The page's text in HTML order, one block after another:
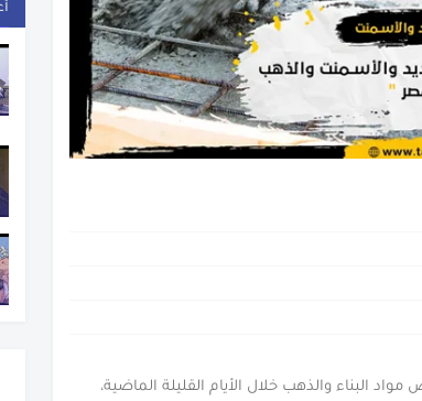
البناء والذهب خلال الأيام القليلة الماضية،